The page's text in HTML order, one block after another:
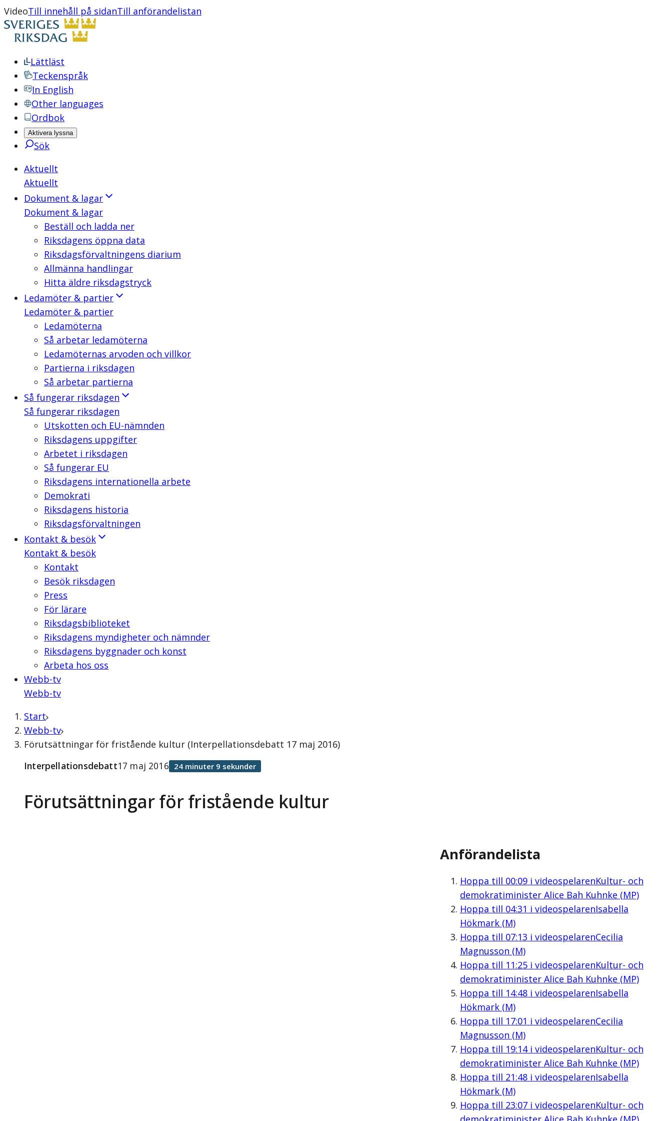
VideoTill innehåll på sidanTill anförandelistan
Lättläst
Teckenspråk
In English
Other languages
Ordbok
Aktivera lyssna
Sök
Aktuellt
Aktuellt
Dokument & lagar
Dokument & lagar
Beställ och ladda ner
Riksdagens öppna data
Riksdagsförvaltningens diarium
Allmänna handlingar
Hitta äldre riksdagstryck
Ledamöter & partier
Ledamöter & partier
Ledamöterna
Så arbetar ledamöterna
Ledamöternas arvoden och villkor
Partierna i riksdagen
Så arbetar partierna
Så fungerar riksdagen
Så fungerar riksdagen
Utskotten och EU-nämnden
Riksdagens uppgifter
Arbetet i riksdagen
Så fungerar EU
Riksdagens internationella arbete
Demokrati
Riksdagens historia
Riksdagsförvaltningen
Kontakt & besök
Kontakt & besök
Kontakt
Besök riksdagen
Press
För lärare
Riksdagsbiblioteket
Riksdagens myndigheter och nämnder
Riksdagens byggnader och konst
Arbeta hos oss
Webb-tv
Webb-tv
Start
Webb-tv
Förutsättningar för fristående kultur (Interpellationsdebatt 17 maj 2016)
Förutsättningar för fristående kultur
Interpellationsdebatt17 maj 2016 24 minuter 9 sekunder
Anförandelista
Hoppa till 00:09i videospelarenKultur- och
demokratiminister Alice Bah Kuhnke (MP)
Hoppa till 04:31 i videospelarenIsabella
Hökmark (M)
Hoppa till 07:13 i videospelarenCecilia
Magnusson (M)
Hoppa till 11:25i videospelarenKultur- och
demokratiminister Alice Bah Kuhnke (MP)
Hoppa till 14:48i videospelarenIsabella
Hökmark (M)
Hoppa till 17:01 i videospelarenCecilia
Magnusson (M)
Hoppa till 19:14i videospelarenKultur- och
demokratiminister Alice Bah Kuhnke (MP)
Hoppa till 21:48i videospelarenIsabella
Hökmark (M)
Hoppa till 23:07i videospelarenKultur- och